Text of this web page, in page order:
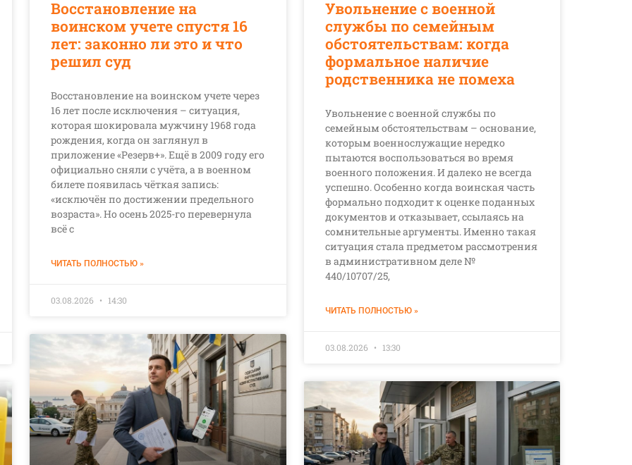
Восстановление на
воинском учете спустя 16
лет: законно ли это и что
решил суд
Восстановление на воинском учете через
16 лет после исключения – ситуация,
которая шокировала мужчину 1968 года
рождения, когда он заглянул в
приложение «Резерв+». Ещё в 2009 году его
официально сняли с учёта, а в военном
билете появилась чёткая запись:
«исключён по достижении предельного
возраста». Но осень 2025-го перевернула
всё с
ЧИТАТЬ ПОЛНОСТЬЮ »
03.08.2026 14:30
Увольнение с военной
службы по семейным
обстоятельствам: когда
формальное наличие
родственника не помеха
Увольнение с военной службы по
семейным обстоятельствам – основание,
которым военнослужащие нередко
пытаются воспользоваться во время
военного положения. И далеко не всегда
успешно. Особенно когда воинская часть
формально подходит к оценке поданных
документов и отказывает, ссылаясь на
сомнительные аргументы. Именно такая
ситуация стала предметом рассмотрения
в административном деле №
440/10707/25,
ЧИТАТЬ ПОЛНОСТЬЮ »
03.08.2026 13:30